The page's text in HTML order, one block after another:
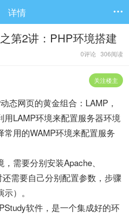
详情 
第2讲：PHP环境搭建
0评论 306阅读
关注楼主
态网页的黄金组合：LAMP，
LAMP环境来配置服务器环境
用的WAMP环境来配置服务
需要分别安装Apache、
需要自己分别配置参数，步骤
）。
软件，是一个集成好的环